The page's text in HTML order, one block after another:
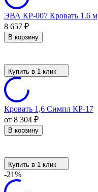
ЭВА КР-007 Кровать 1.6 м
8 657 ₽
В корзину
Купить в 1 клик
Кровать 1,6 Симпл КР-17
от 8 304 ₽
В корзину
Купить в 1 клик
-21%